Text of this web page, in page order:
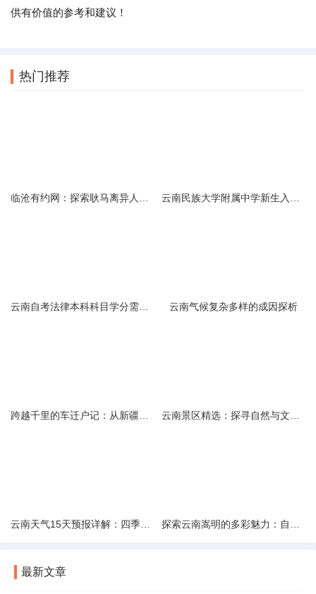
供有价值的参考和建议！
热门推荐
云南气候复杂多样的成因探析
最新文章